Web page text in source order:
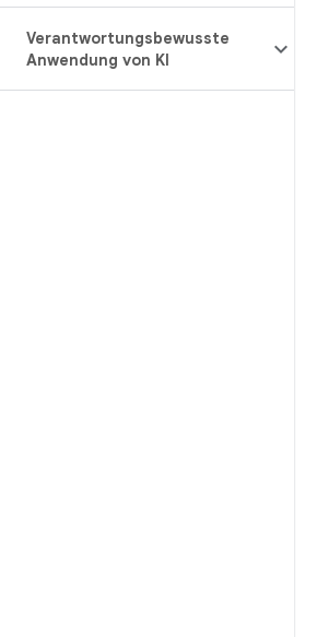
Verantwortungsbewusste
Anwendung von KI